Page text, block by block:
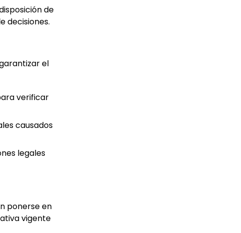
de
decisiones.
el
verificar
causados
legales
ponerse en
vigente